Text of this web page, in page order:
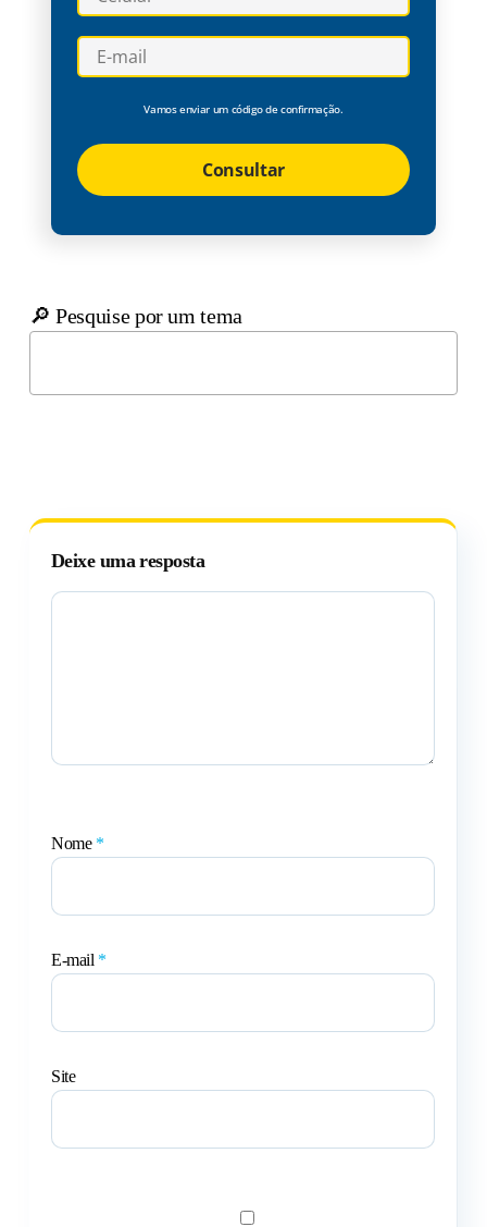
Vamos enviar um código de confirmação.
Consultar
🔎 Pesquise por um tema
Deixe uma resposta
Nome *
E-mail *
Site